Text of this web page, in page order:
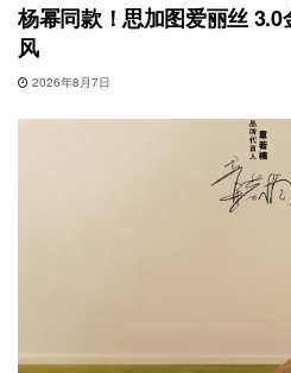
杨幂同款！思加图爱丽丝
风
2026年8月7日